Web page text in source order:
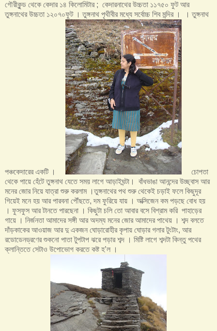
গৌরীকুন্ড থেকে কেদার ১৪ কিলোমিটার ; কেদারনাথের উচ্চতা ১১৭৫০ ফুট আর
তুঙ্গনাথের উচ্চতা ১২০৭০ফুট । তুঙ্গনাথ পৃথীবীর মধ্যে সর্বোচ্চ শিব মন্দির । । তুঙ্গনাথ
পঞ্চকেদারের একটি ।
চোপতা
থেকে পায়ে হেঁটে তুঙ্গনাথ যেতে সময় লাগে আড়াইঘন্টা। বাঁধভাঙা আনন্দের উচ্ছ্বাস আর
মনের জোর নিয়ে যাত্রা শুরু করলাম ।তুঙ্গনাথের পথ শুরু থেকেই চড়াই ফলে কিছুদূর
গিয়েই মনে হয় আর পারবনা পৌঁছতে, দম ফুরিয়ে যায় । অক্সিজেন কম পড়ছে বোধ হয়
। ফুসফুস আর টানতে পারছেনা । কিছুটা চলি তো আবার বসে বিশ্রাম করি পাহাড়ের
গায়ে । নির্জনতা আমাদের সঙ্গী আর অদম্য মনের জোর আমাদের পাথেয় । শব্দ বলতে
দাঁড়কাকের আওয়াজ আর দু একজন ঘোড়ারোহীর কৃপায় ঘোড়ার গলার টুংটাং, আর
রডোডেনড্রণের শুকনো পাতা টুপটাপ ঝরে পড়ার শব্দ । মিষ্টি লাগে শব্দটা কিন্তু পথের
ক্লান্তিতে সেটাও উপোভোগ করতে কষ্ট হ’ল ।